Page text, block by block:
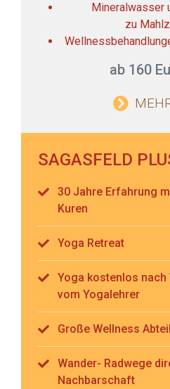
Mineralwasser
zu
ab 160
SAGASFELD
30 Jahre Erfahrung
Kuren
Yoga Retreat
Yoga kostenlos
vom Yogalehrer
Große Wellness
Wander- Radwege
Nachbarschaft